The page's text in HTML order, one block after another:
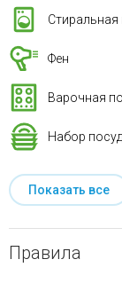
Фен
Варочная
Набор
Показать все
Правила